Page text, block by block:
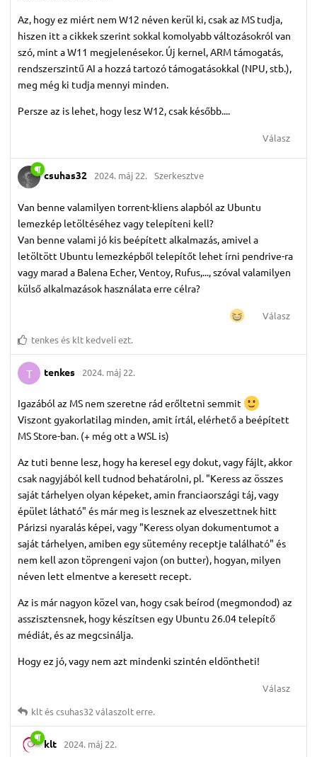
Az, hogy ez miért nem W12 néven kerül ki, csak az MS tudja,
hiszen itt a cikkek szerint sokkal komolyabb változásokról van
szó, mint a W11 megjelenésekor. Új kernel, ARM támogatás,
rendszerszintű AI a hozzá tartozó támogatásokkal (NPU, stb.),
meg még ki tudja mennyi minden.
Persze az is lehet, hogy lesz W12, csak később....
Válasz
csuhas32 2024. máj 22. Szerkesztve
Van benne valamilyen torrent-kliens alapból az Ubuntu
lemezkép letöltéséhez vagy telepíteni kell?
Van benne valami jó kis beépített alkalmazás, amivel a
letöltött Ubuntu lemezképből telepítőt lehet írni pendrive-ra
vagy marad a Balena Echer, Ventoy, Rufus,..., szóval valamilyen
külső alkalmazások használata erre célra?
Válasz
tenkesés klt kedveli ezt.
T tenkes 2024. máj 22.
Igazából az MS nem szeretne rád erőltetni semmit
Viszont gyakorlatilag minden, amit írtál, elérhető a beépített
MS Store-ban. (+ még ott a WSL is)
Az tuti benne lesz, hogy ha keresel egy dokut, vagy fájlt, akkor
csak nagyjából kell tudnod behatárolni, pl. "Keress az összes
saját tárhelyen olyan képeket, amin franciaországi táj, vagy
épület látható" és már meg is lesznek az elveszettnek hitt
Párizsi nyaralás képei, vagy "Keress olyan dokumentumot a
saját tárhelyen, amiben egy sütemény receptje található" és
nem kell azon töprengeni vajon (on butter), hogyan, milyen
néven lett elmentve a keresett recept.
Az is már nagyon közel van, hogy csak beírod (megmondod) az
asszisztensnek, hogy készítsen egy Ubuntu 26.04 telepítő
médiát, és az megcsinálja.
Hogy ez jó, vagy nem azt mindenki szintén eldöntheti!
Válasz
kltéscsuhas32 válaszolt erre.
klt 2024. máj 22.